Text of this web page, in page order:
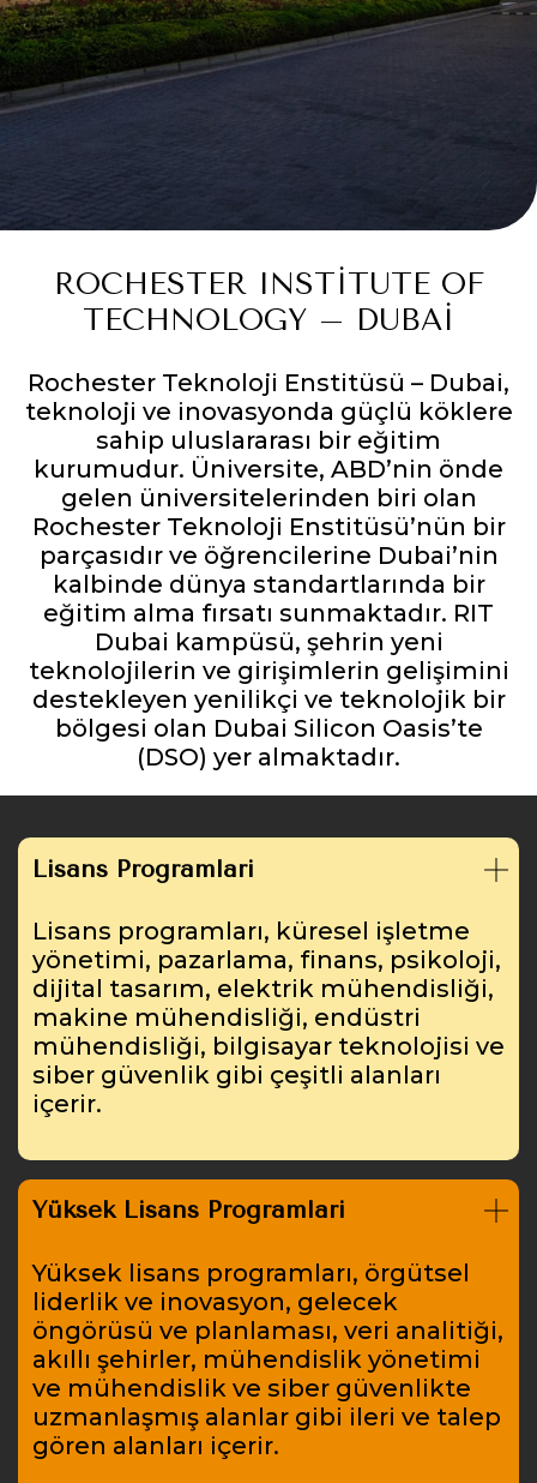
ROCHESTER INSTITUTE OF
TECHNOLOGY – DUBAI
Rochester Teknoloji Enstitüsü – Dubai,
teknoloji ve inovasyonda güçlü köklere
sahip uluslararası bir eğitim
kurumudur. Üniversite, ABD’nin önde
gelen üniversitelerinden biri olan
Rochester Teknoloji Enstitüsü’nün bir
parçasıdır ve öğrencilerine Dubai’nin
kalbinde dünya standartlarında bir
eğitim alma fırsatı sunmaktadır. RIT
Dubai kampüsü, şehrin yeni
teknolojilerin ve girişimlerin gelişimini
destekleyen yenilikçi ve teknolojik bir
bölgesi olan Dubai Silicon Oasis’te
(DSO) yer almaktadır.
Lisans Programları
Lisans programları, küresel işletme
yönetimi, pazarlama, finans, psikoloji,
dijital tasarım, elektrik mühendisliği,
makine mühendisliği, endüstri
mühendisliği, bilgisayar teknolojisi ve
siber güvenlik gibi çeşitli alanları
içerir.
Yüksek Lisans Programları
Yüksek lisans programları, örgütsel
liderlik ve inovasyon, gelecek
öngörüsü ve planlaması, veri analitiği,
akıllı şehirler, mühendislik yönetimi
ve mühendislik ve siber güvenlikte
uzmanlaşmış alanlar gibi ileri ve talep
gören alanları içerir.